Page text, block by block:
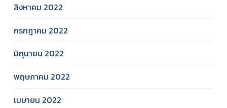
สิงหาคม 2022
กรกฎาคม 2022
มิถุนายน 2022
พฤษภาคม 2022
เมษายน 2022